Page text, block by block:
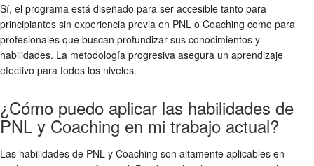
Sí, el programa está diseñado para ser accesible tanto para
principiantes sin experiencia previa en PNL o Coaching como para
profesionales que buscan profundizar sus conocimientos y
habilidades. La metodología progresiva asegura un aprendizaje
efectivo para todos los niveles.
¿Cómo puedo aplicar las habilidades de
PNL y Coaching en mi trabajo actual?
Las habilidades de PNL y Coaching son altamente aplicables en